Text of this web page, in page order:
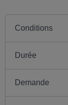
Conditions
Durée
Demande